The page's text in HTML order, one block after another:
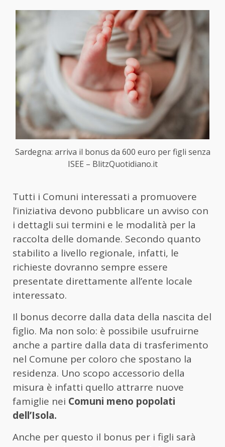
Sardegna: arriva il bonus da 600 euro per figli senza
ISEE – BlitzQuotidiano.it
Tutti i Comuni interessati a promuovere
l’iniziativa devono pubblicare un avviso con
i dettagli sui termini e le modalità per la
raccolta delle domande. Secondo quanto
stabilito a livello regionale, infatti, le
richieste dovranno sempre essere
presentate direttamente all’ente locale
interessato.
Il bonus decorre dalla data della nascita del
figlio. Ma non solo: è possibile usufruirne
anche a partire dalla data di trasferimento
nel Comune per coloro che spostano la
residenza. Uno scopo accessorio della
misura è infatti quello attrarre nuove
famiglie nei Comuni meno popolati
dell’Isola.
Anche per questo il bonus per i figli sarà